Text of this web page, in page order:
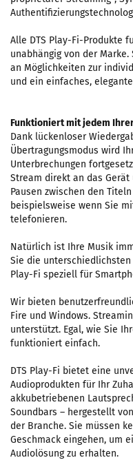
Alle DTS Play-Fi-Produkte
unabhängig von der
an Möglichkeiten zur
und ein einfaches,
Funktioniert mit jedem
Dank lückenloser
Übertragungsmodus wird
Unterbrechungen
Stream direkt an das
Pausen zwischen den
beispielsweise wenn Sie
telefonieren.
Natürlich ist Ihre Musik
Sie die unterschiedlichsten
Play-Fi speziell für
Wir bieten
Fire und Windows.
unterstützt. Egal, wie Sie
funktioniert einfach.
DTS Play-Fi bietet eine
Audioprodukten für Ihr
akkubetriebenen
Soundbars – hergestellt
der Branche. Sie müssen
Geschmack eingehen, um
Audiolösung zu erhalten.